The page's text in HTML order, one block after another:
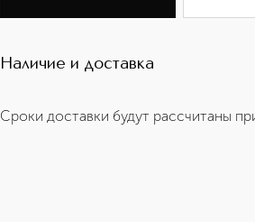
Наличие и доставка
Сроки доставки будут рассчитаны